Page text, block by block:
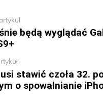
będą wyglądać
stawić czoła 32.
o spowalnianie